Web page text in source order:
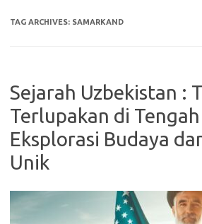
TAG ARCHIVES: SAMARKAND
Sejarah Uzbekistan :
Terlupakan di
Eksplorasi Budaya
Unik